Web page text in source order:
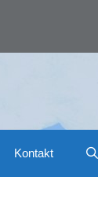
Kontakt